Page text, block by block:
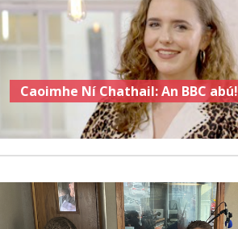
Caoimhe Ní Chathail: An BBC abú!